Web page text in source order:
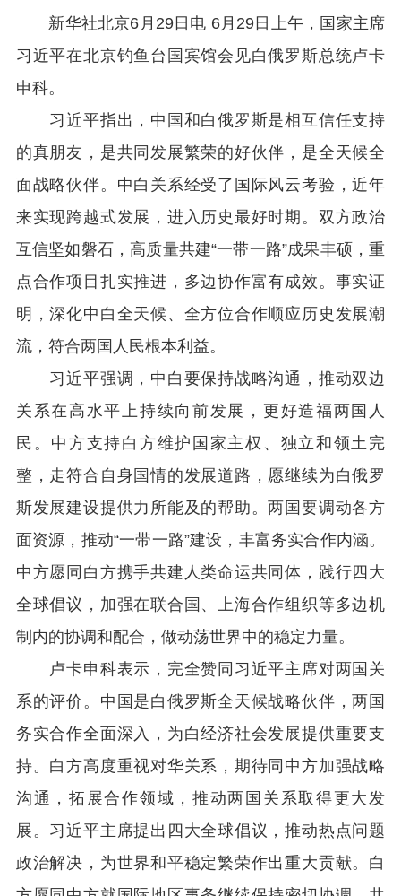
新华社北京6月29日电 6月29日上午，国家主席
习近平在北京钓鱼台国宾馆会见白俄罗斯总统卢卡
申科。
习近平指出，中国和白俄罗斯是相互信任支持
的真朋友，是共同发展繁荣的好伙伴，是全天候全
面战略伙伴。中白关系经受了国际风云考验，近年
来实现跨越式发展，进入历史最好时期。双方政治
互信坚如磐石，高质量共建“一带一路”成果丰硕，重
点合作项目扎实推进，多边协作富有成效。事实证
明，深化中白全天候、全方位合作顺应历史发展潮
流，符合两国人民根本利益。
习近平强调，中白要保持战略沟通，推动双边
关系在高水平上持续向前发展，更好造福两国人
民。中方支持白方维护国家主权、独立和领土完
整，走符合自身国情的发展道路，愿继续为白俄罗
斯发展建设提供力所能及的帮助。两国要调动各方
面资源，推动“一带一路”建设，丰富务实合作内涵。
中方愿同白方携手共建人类命运共同体，践行四大
全球倡议，加强在联合国、上海合作组织等多边机
制内的协调和配合，做动荡世界中的稳定力量。
卢卡申科表示，完全赞同习近平主席对两国关
系的评价。中国是白俄罗斯全天候战略伙伴，两国
务实合作全面深入，为白经济社会发展提供重要支
持。白方高度重视对华关系，期待同中方加强战略
沟通，拓展合作领域，推动两国关系取得更大发
展。习近平主席提出四大全球倡议，推动热点问题
政治解决，为世界和平稳定繁荣作出重大贡献。白